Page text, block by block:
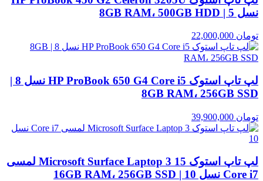
نسل 5 | 8GB RAM، 500GB HDD
تومان
لپ تاپ استوک HP ProBook 650 G4 Core i5 نسل 8 |
8GB RAM، 256GB SSD
تومان
لپ تاپ استوک Microsoft Surface Laptop 3 15 لمسی
Core i7 نسل 10 | 16GB RAM، 256GB SSD